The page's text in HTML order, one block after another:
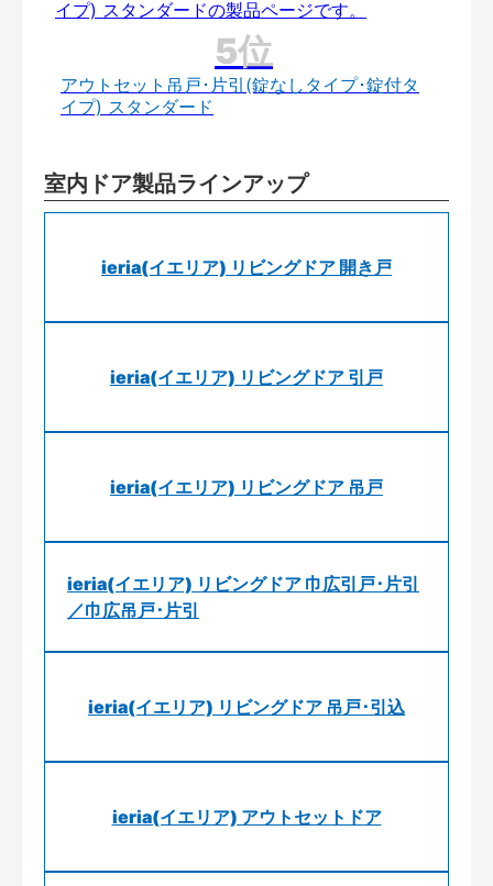
アウトセット吊戸･片引(錠なしタイプ･錠付タ
イプ) スタンダード
室内ドア製品ラインアップ
ieria(イエリア) リビングドア 開き戸
ieria(イエリア) リビングドア 引戸
ieria(イエリア) リビングドア 吊戸
ieria(イエリア) リビングドア 巾広引戸･片引
／巾広吊戸･片引
ieria(イエリア) リビングドア 吊戸･引込
ieria(イエリア) アウトセットドア